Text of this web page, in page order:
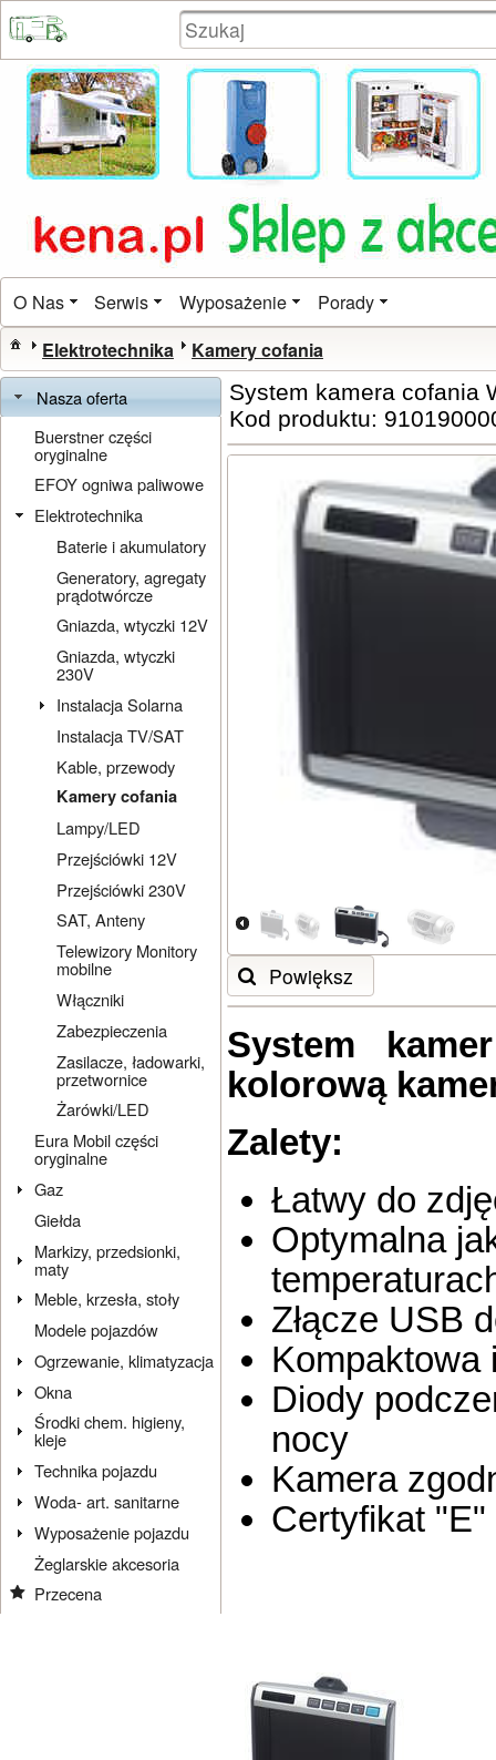
O Nas Serwis Wyposażenie Porady
Elektrotechnika Kamery cofania
Nasza oferta
Buerstner części
oryginalne
EFOY ogniwa paliwowe
Elektrotechnika
Baterie i akumulatory
Generatory, agregaty
prądotwórcze
Gniazda, wtyczki 12V
Gniazda, wtyczki
230V
Instalacja Solarna
Instalacja TV/SAT
Kable, przewody
Kamery cofania
Lampy/LED
Przejściówki 12V
Przejściówki 230V
SAT, Anteny
Telewizory Monitory
mobilne
Włączniki
Zabezpieczenia
Zasilacze, ładowarki,
przetwornice
Żarówki/LED
Eura Mobil części
oryginalne
Gaz
Giełda
Markizy, przedsionki,
maty
Meble, krzesła, stoły
Modele pojazdów
Ogrzewanie, klimatyzacja
Okna
Środki chem. higieny,
kleje
Technika pojazdu
Woda- art. sanitarne
Wyposażenie pojazdu
Żeglarskie akcesoria
Przecena
System kamera cofania
Kod produktu:
Powiększ
System
kolorową
Zalety:
Łatwy do
Optymalna
Złącze USB
Kompaktowa
Diody
nocy
Kamera
Certyfikat "E"